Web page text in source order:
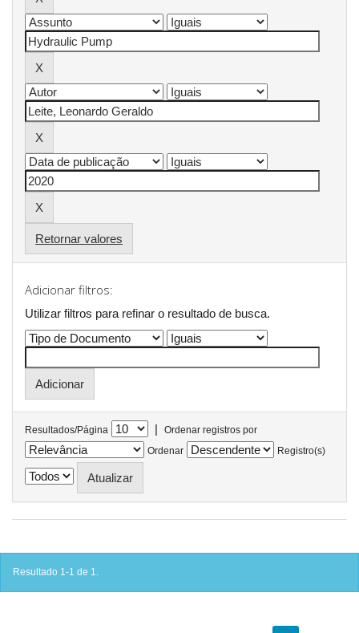
Retornar valores
Adicionar filtros:
Utilizar filtros para refinar o resultado de busca.
Resultados/Página |
Ordenar registros por
Ordenar
Registro(s)
Resultado 1-1 de 1.